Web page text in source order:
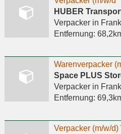
HUBER
Verpackerin
Entfernung:
Warenverpacker
Space PLUS
Verpackerin
Entfernung:
Verpacker (m/w/